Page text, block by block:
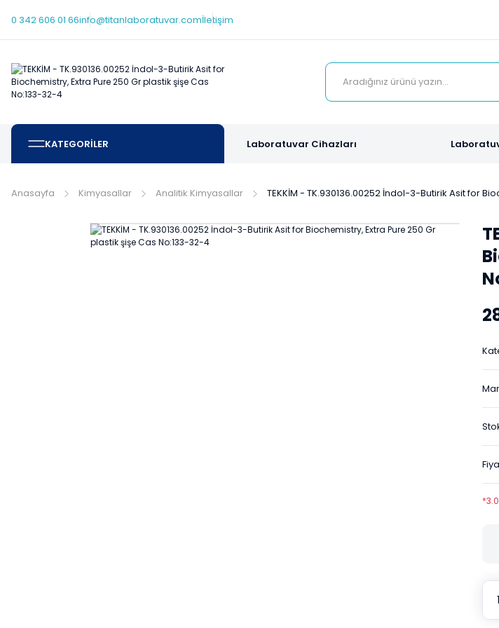
0 342 606 01 66info@titanlaboratuvar.comİletişim
KATEGORİLER Laboratuvar Cihazları
Anasayfa Kimyasallar Analitik Kimyasallar TEKKİM - TK.930136.00252 İndol-3-Butirik Asit for